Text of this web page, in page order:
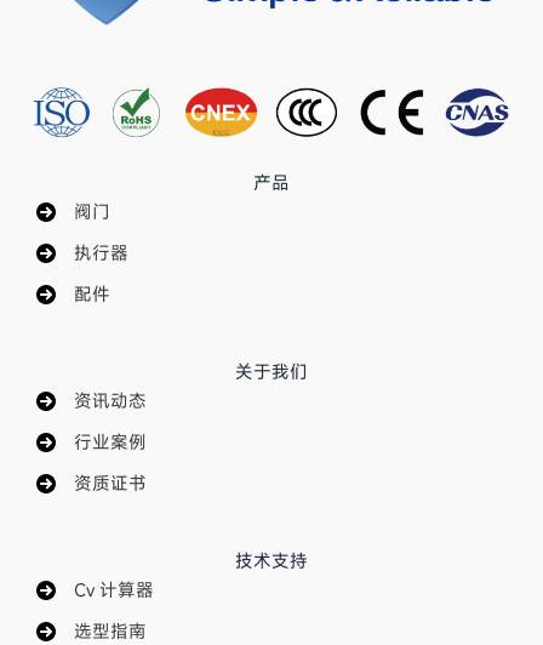
产品
阀门
执行器
配件
关于我们
资讯动态
行业案例
资质证书
技术支持
Cv 计算器
选型指南